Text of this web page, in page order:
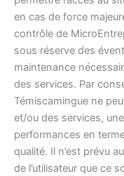
en cas de force
contrôle de
sous réserve des
maintenance
des services. Par
Témiscamingue ne
et/ou des services,
performances en
qualité. Il n’est prévu
de l’utilisateur que ce